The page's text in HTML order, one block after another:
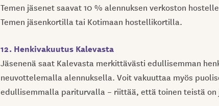
Temen jäsenet saavat 10 % alennuksen verkoston
Temen jäsenkortilla tai Kotimaan hostellikortilla.
12. Henkivakuutus Kalevasta
Jäsenenä saat Kalevasta merkittävästi edullisemman
neuvottelemalla alennuksella. Voit vakuuttaa myös
edullisemmalla pariturvalla – riittää, että toinen teistä on